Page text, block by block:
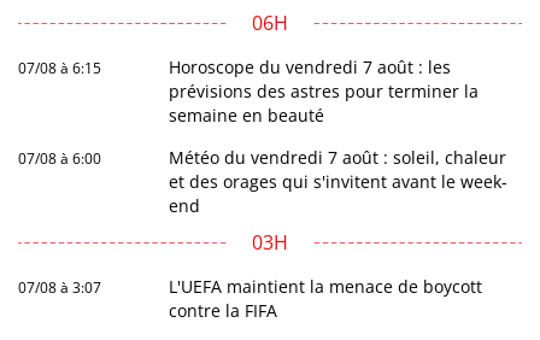
06H
07/08 à 6:15
Horoscope du vendredi 7 août : les
prévisions des astres pour terminer la
semaine en beauté
07/08 à 6:00
Météo du vendredi 7 août : soleil, chaleur
et des orages qui s'invitent avant le week-
end
03H
07/08 à 3:07
L'UEFA maintient la menace de boycott
contre la FIFA